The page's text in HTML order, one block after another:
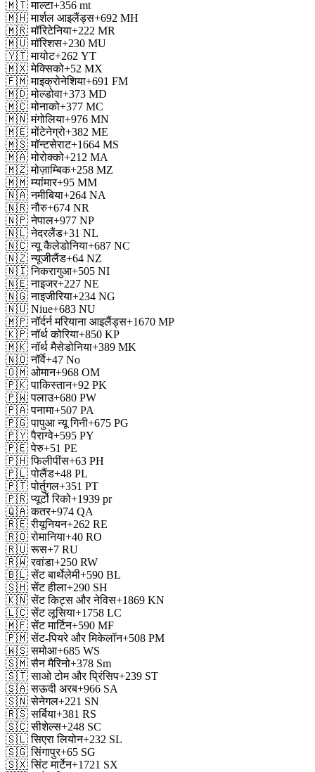
🇲🇹 माल्टा+356 mt
🇲🇭 मार्शल आइलैंड्स+692 MH
🇲🇷 मॉरिटेनिया+222 MR
🇲🇺 मॉरिशस+230 MU
🇾🇹 मायोट+262 YT
🇲🇽 मेक्सिको+52 MX
🇫🇲 माइक्रोनेशिया+691 FM
🇲🇩 मोल्डोवा+373 MD
🇲🇨 मोनाको+377 MC
🇲🇳 मंगोलिया+976 MN
🇲🇪 मोंटेनेग्रो+382 ME
🇲🇸 मॉन्टसेराट+1664 MS
🇲🇦 मोरोक्को+212 MA
🇲🇿 मोज़ाम्बिक+258 MZ
🇲🇲 म्यांमार+95 MM
🇳🇦 नमीबिया+264 NA
🇳🇷 नौरु+674 NR
🇳🇵 नेपाल+977 NP
🇳🇱 नेदरलैंड+31 NL
🇳🇨 न्यू कैलेडोनिया+687 NC
🇳🇿 न्यूजीलैंड+64 NZ
🇳🇮 निकरागुआ+505 NI
🇳🇪 नाइजर+227 NE
🇳🇬 नाइजीरिया+234 NG
🇳🇺 Niue+683 NU
🇲🇵 नॉर्दर्न मरियाना आइलैंड्स+1670 MP
🇰🇵 नॉर्थ कोरिया+850 KP
🇲🇰 नॉर्थ मैसेडोनिया+389 MK
🇳🇴 नॉर्वे+47 No
🇴🇲 ओमान+968 OM
🇵🇰 पाकिस्तान+92 PK
🇵🇼 पलाउ+680 PW
🇵🇦 पनामा+507 PA
🇵🇬 पापुआ न्यू गिनी+675 PG
🇵🇾 पैराग्वे+595 PY
🇵🇪 पेरु+51 PE
🇵🇭 फिलीपींस+63 PH
🇵🇱 पोलैंड+48 PL
🇵🇹 पोर्तुगल+351 PT
🇵🇷 प्यूर्टो रिको+1939 pr
🇶🇦 कतर+974 QA
🇷🇪 रीयूनियन+262 RE
🇷🇴 रोमानिया+40 RO
🇷🇺 रूस+7 RU
🇷🇼 रवांडा+250 RW
🇧🇱 सेंट बार्थेलेमी+590 BL
🇸🇭 सेंट हीला+290 SH
🇰🇳 सेंट किट्स और नेविस+1869 KN
🇱🇨 सेंट लूसिया+1758 LC
🇲🇫 सेंट मार्टिन+590 MF
🇵🇲 सेंट-पियरे और मिकेलॉन+508 PM
🇼🇸 समोआ+685 WS
🇸🇲 सैन मैरिनो+378 Sm
🇸🇹 साओ टोम और प्रिंसिप+239 ST
🇸🇦 सऊदी अरब+966 SA
🇸🇳 सेनेगल+221 SN
🇷🇸 सर्बिया+381 RS
🇸🇨 सीशेल्स+248 SC
🇸🇱 सिएरा लियोन+232 SL
🇸🇬 सिंगापुर+65 SG
🇸🇽 सिंट मार्टेन+1721 SX